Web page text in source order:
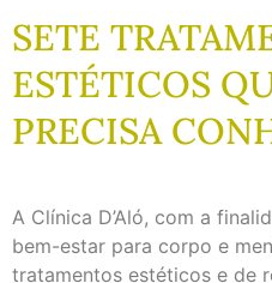
SETE
ESTÉTICOS
PRECISA
A Clínica D’Aló, com a
bem-estar para corpo e
tratamentos estéticos e de